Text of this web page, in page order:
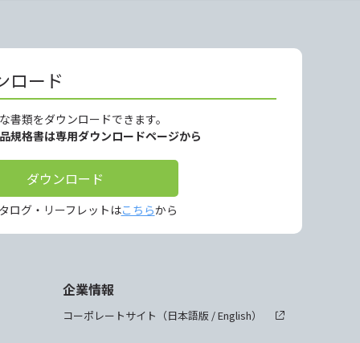
ロード
書類をダウンロードできます。
規格書は専用ダウンロードページから
ダウンロード
ログ・リーフレットはこちらから
企業情報
コーポレートサイト（日本語版 /English）